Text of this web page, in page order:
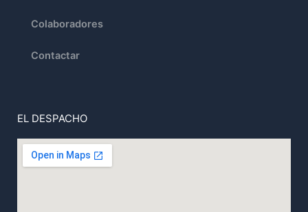
Colaboradores
Contactar
EL DESPACHO